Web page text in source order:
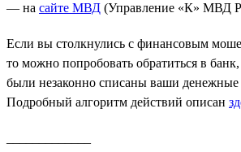
— на сайте МВД (Управление «К» МВД
Если вы столкнулись с финансовым
то можно попробовать обратиться в банк,
были незаконно списаны ваши денежные
Подробный алгоритм действий описан